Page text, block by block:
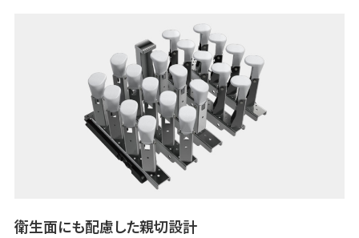
衛生面にも配慮した親切設計